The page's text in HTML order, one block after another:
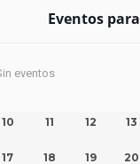
Eventos para
eventos
10 11 12 13
17 18 19 20